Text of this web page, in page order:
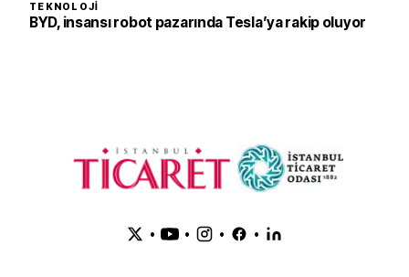
TEKNOLOJI
BYD, insansı robot pazarında Tesla’ya rakip oluyor
• • • •